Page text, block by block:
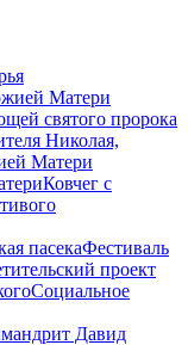
Матери
святого пророка
Николая,
Матери
Ковчег с
пасекаФестиваль
проект
Социальное
Давид